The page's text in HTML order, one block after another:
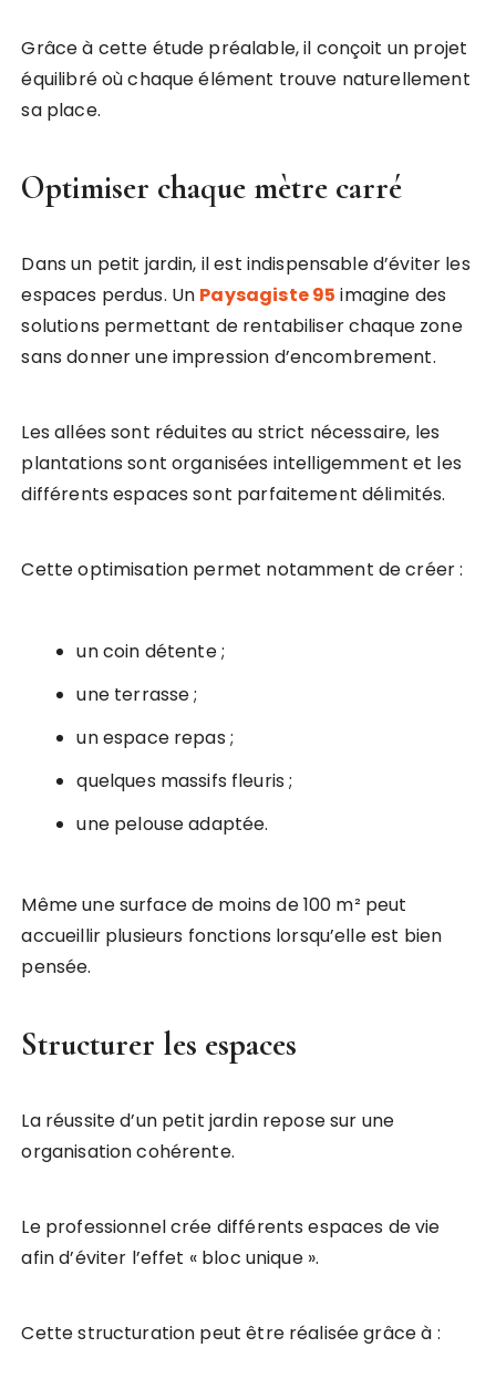
Grâce à cette étude préalable, il conçoit un projet
équilibré où chaque élément trouve naturellement
sa place.
Optimiser chaque mètre carré
Dans un petit jardin, il est indispensable d’éviter les
espaces perdus. Un Paysagiste 95 imagine des
solutions permettant de rentabiliser chaque zone
sans donner une impression d’encombrement.
Les allées sont réduites au strict nécessaire, les
plantations sont organisées intelligemment et les
différents espaces sont parfaitement délimités.
Cette optimisation permet notamment de créer :
un coin détente ;
une terrasse ;
un espace repas ;
quelques massifs fleuris ;
une pelouse adaptée.
Même une surface de moins de 100 m² peut
accueillir plusieurs fonctions lorsqu’elle est bien
pensée.
Structurer les espaces
La réussite d’un petit jardin repose sur une
organisation cohérente.
Le professionnel crée différents espaces de vie
afin d’éviter l’effet « bloc unique ».
Cette structuration peut être réalisée grâce à :